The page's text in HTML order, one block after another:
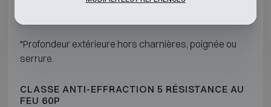
*Profondeur extérieure hors charnières, poignée ou
serrure.
CLASSE ANTI-EFFRACTION 5 RÉSISTANCE AU
FEU 60P